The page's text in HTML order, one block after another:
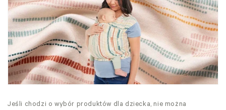
Jeśli chodzi o wybór produktów dla dziecka, nie można